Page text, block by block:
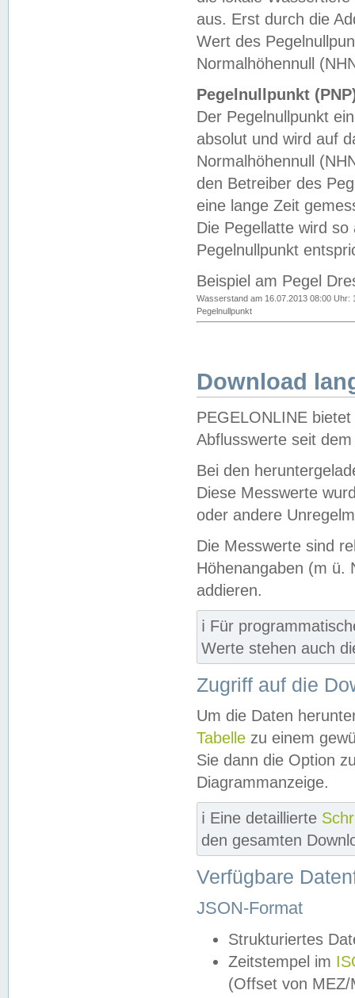
aus. Erst durch die
Wert des
Normalhöhennull
Pegelnullpunkt
Der Pegelnullpunkt
absolut und wird auf
Normalhöhennull
den Betreiber des
eine lange Zeit
Die Pegellatte wird
Pegelnullpunkt
Beispiel am Pegel
Wasserstand am 16.07.2013 08:00 Uhr:
Pegelnullpunkt
Download
PEGELONLINE
Abflusswerte seit
Bei den
Diese Messwerte
oder andere
Die Messwerte sind
Höhenangaben (m ü.
addieren.
ℹ️ Für
Werte stehen auch
Zugriff auf die
Um die Daten
Tabelle zu einem
Sie dann die Option
Diagrammanzeige.
ℹ️ Eine detaillierte
den gesamten
Verfügbare
JSON-Format
Strukturiertes
Zeitstempel im
(Offset von MEZ/